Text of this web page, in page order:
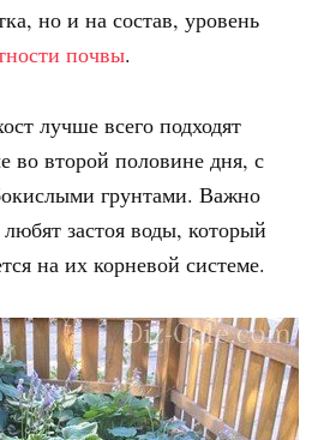
но и на состав, уровень
почвы.
лучше всего подходят
во второй половине дня, с
грунтами. Важно
застоя воды, который
на их корневой системе.